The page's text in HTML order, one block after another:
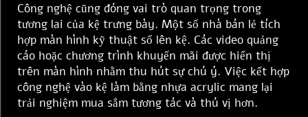
Công nghệ cũng đóng vai trò quan trọng trong
tương lai của kệ trưng bày. Một số nhà bán lẻ tích
hợp màn hình kỹ thuật số lên kệ. Các video quảng
cáo hoặc chương trình khuyến mãi được hiển thị
trên màn hình nhằm thu hút sự chú ý. Việc kết hợp
công nghệ vào kệ làm bằng nhựa acrylic mang lại
trải nghiệm mua sắm tương tác và thú vị hơn.